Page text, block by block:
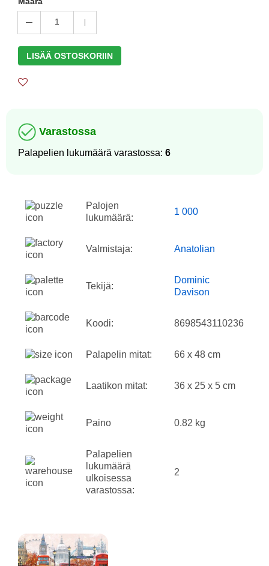
1
LISÄÄ OSTOSKORIIN
Varastossa
Palapelien lukumäärä varastossa: 6
Palojen
lukumäärä:
1 000
Valmistaja: Anatolian
Tekijä:
Dominic
Davison
Koodi: 8698543110236
Palapelin mitat: 66 x 48 cm
Laatikon mitat: 36 x 25 x 5 cm
Paino 0.82 kg
Palapelien
lukumäärä
ulkoisessa
varastossa:
2